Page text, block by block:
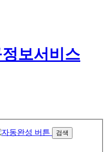
검색